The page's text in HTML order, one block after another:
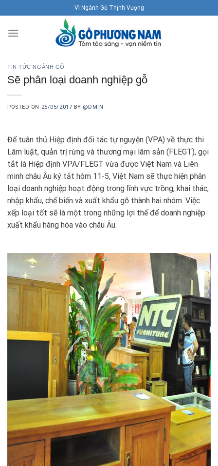
to
content
Vì Ngành Gỗ Thịnh Vượng
TIN TỨC NGÀNH GỖ
Sẽ phân loại doanh nghiệp gỗ
POSTED ON 25/05/2017 BY @DMIN
Để tuân thủ Hiệp định đối tác tự nguyện (VPA) về thực thi
Lâm luật, quản trị rừng và thương mại lâm sản (FLEGT), gọi
tắt là Hiệp định VPA/FLEGT vừa được Việt Nam và Liên
minh châu Âu ký tắt hôm 11-5, Việt Nam sẽ thực hiện phân
loại doanh nghiệp hoạt động trong lĩnh vực trồng, khai thác,
nhập khẩu, chế biến và xuất khẩu gỗ thành hai nhóm. Việc
xếp loại tốt sẽ là một trong những lợi thế để doanh nghiệp
xuất khẩu hàng hóa vào châu Âu.